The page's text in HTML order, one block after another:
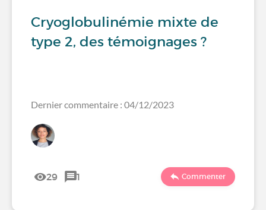
Cryoglobulinémie mixte de
type 2, des témoignages ?
Dernier commentaire : 04/12/2023
29 1 Commenter